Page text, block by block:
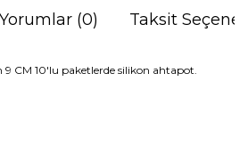
Yorumlar (0) Taksit
9 CM 10'lu paketlerde silikon ahtapot.